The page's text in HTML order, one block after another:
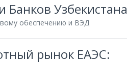
Банков Узбекистана
обеспечению и ВЭД
рынок ЕАЭС: